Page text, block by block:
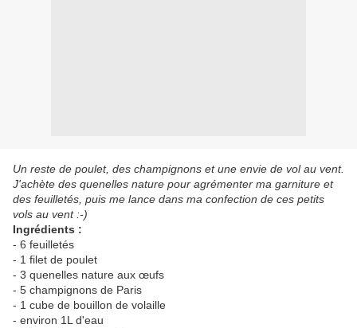
Un reste de poulet, des champignons et une envie de vol au vent.
J'achète des quenelles nature pour agrémenter ma garniture et
des feuilletés, puis me lance dans ma confection de ces petits
vols au vent :-)
Ingrédients :
- 6 feuilletés
- 1 filet de poulet
- 3 quenelles nature aux œufs
- 5 champignons de Paris
- 1 cube de bouillon de volaille
- environ 1L d'eau